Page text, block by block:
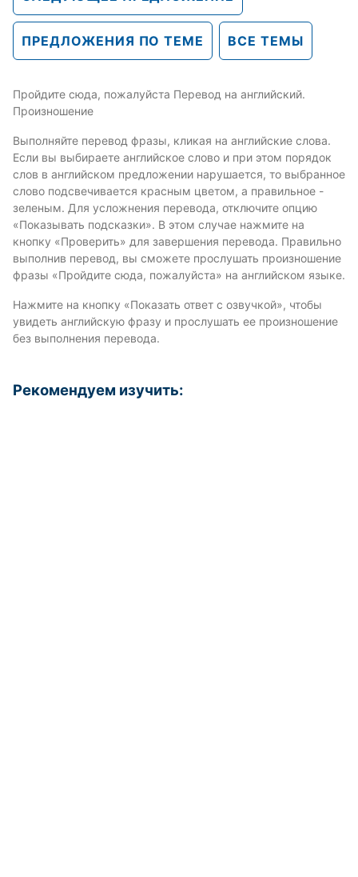
ПРЕДЛОЖЕНИЯ ПО ТЕМЕ ВСЕ ТЕМЫ
Пройдите сюда, пожалуйста Перевод на английский.
Произношение
Выполняйте перевод фразы, кликая на английские слова.
Если вы выбираете английское слово и при этом порядок
слов в английском предложении нарушается, то выбранное
слово подсвечивается красным цветом, а правильное -
зеленым. Для усложнения перевода, отключите опцию
«Показывать подсказки». В этом случае нажмите на
кнопку «Проверить» для завершения перевода. Правильно
выполнив перевод, вы сможете прослушать произношение
фразы «Пройдите сюда, пожалуйста» на английском языке.
Нажмите на кнопку «Показать ответ с озвучкой», чтобы
увидеть английскую фразу и прослушать ее произношение
без выполнения перевода.
Рекомендуем изучить: